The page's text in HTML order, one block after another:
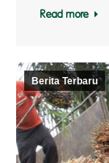
Read more
Berita Terbaru